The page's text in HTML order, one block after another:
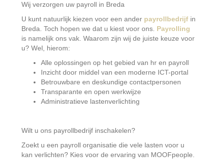
Wij verzorgen uw payroll in Breda
U kunt natuurlijk kiezen voor een ander payrollbedrijf in
Breda. Toch hopen we dat u kiest voor ons. Payrolling
is namelijk ons vak. Waarom zijn wij de juiste keuze voor
u? Wel, hierom:
Alle oplossingen op het gebied van hr en payroll
Inzicht door middel van een moderne ICT-portal
Betrouwbare en deskundige contactpersonen
Transparante en open werkwijze
Administratieve lastenverlichting
Wilt u ons payrollbedrijf inschakelen?
Zoekt u een payroll organisatie die vele lasten voor u
kan verlichten? Kies voor de ervaring van MOOFpeople.